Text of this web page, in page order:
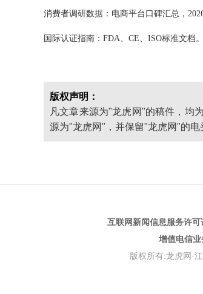
消费者调研数据：电商平台口碑汇总，2026
国际认证指南：FDA、CE、ISO标准文档。
版权声明：
凡文章来源为"龙虎网"的稿件，均
源为"龙虎网"，并保留"龙虎网"的电
互联网新闻信息服务许
增值电信
版权所有:龙虎网·